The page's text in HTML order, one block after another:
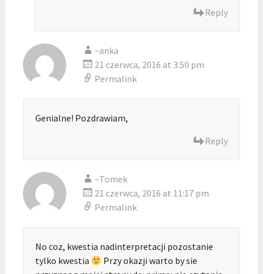
Reply
~anka
21 czerwca, 2016 at 3:50 pm
Permalink
Genialne! Pozdrawiam,
Reply
~Tomek
21 czerwca, 2016 at 11:17 pm
Permalink
No coz, kwestia nadinterpretacji pozostanie
tylko kwestia
Przy okazji warto by sie